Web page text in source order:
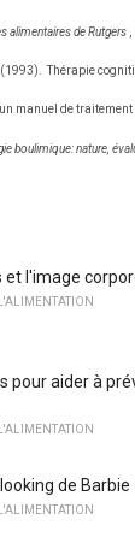
alimentaires de Rutgers
(1993). Thérapie
manuel de traitement
boulimique: nature,
et l'image
pour aider à
de Barbie